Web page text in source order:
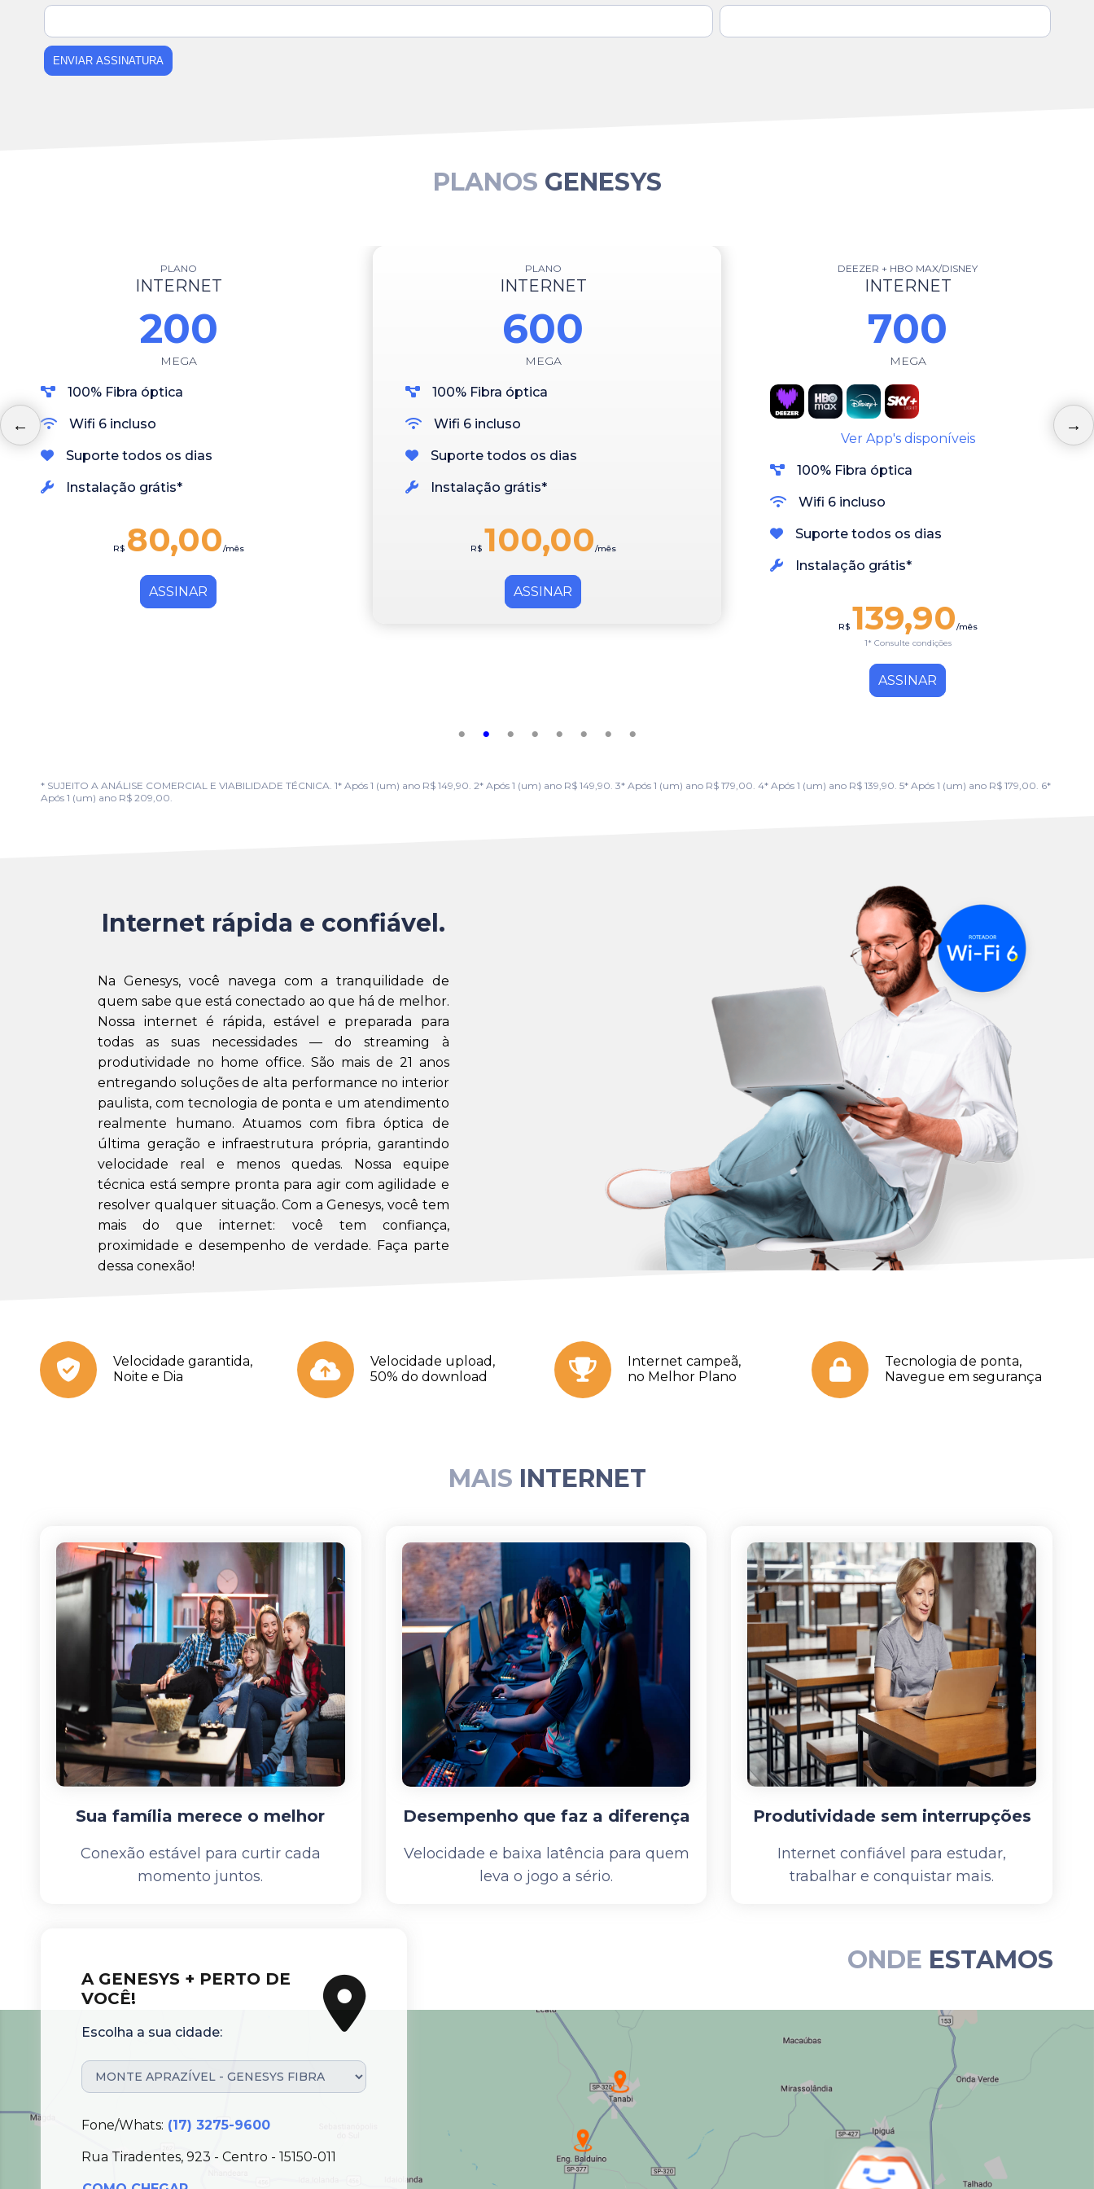
ENVIAR ASSINATURA
PLANOS GENESYS
PLANO
INTERNET
600
MEGA
100% Fibra óptica
Wifi 6 incluso
Suporte todos os dias
Instalação grátis*
R$100,00/mês
ASSINAR
DEEZER + HBO MAX/DISNEY
INTERNET
700
MEGA
Suporte todos os dias
139,90
GLOBOPLAY
INTERNET
700
MEGA
100% Fibra óptica
Wifi 6 incluso
Suporte todos os dias
Instalação grátis*
2* Consulte condições
* SUJEITO A ANÁLISE COMERCIAL E VIABILIDADE TÉCNICA. 1* Após 1 (um) ano R$ 149,90. 2* Após 1 (um) ano R$ 149,90. 3* Após 1 (um) ano R$ 179,00. 4* Após 1 (um) ano R$ 139,90. 5* Após 1 (um) ano R$ 179,00. 6*
Após 1 (um) ano R$ 209,00.
Internet rápida e confiável.
Na Genesys, você navega com a tranquilidade de
quem sabe que está conectado ao que há de melhor.
Nossa internet é rápida, estável e preparada para
todas as suas necessidades — do streaming à
produtividade no home office. São mais de 21 anos
entregando soluções de alta performance no interior
paulista, com tecnologia de ponta e um atendimento
realmente humano. Atuamos com fibra óptica de
última geração e infraestrutura própria, garantindo
velocidade real e menos quedas. Nossa equipe
técnica está sempre pronta para agir com agilidade e
resolver qualquer situação. Com a Genesys, você tem
mais do que internet: você tem confiança,
proximidade e desempenho de verdade. Faça parte
dessa conexão!
Velocidade garantida,
Noite e Dia
Velocidade upload,
50% do download
Internet campeã,
no Melhor Plano
Tecnologia de ponta,
Navegue em segurança
MAIS INTERNET
Sua família merece o melhor
Conexão estável para curtir cada
momento juntos.
Desempenho que faz a diferença
Velocidade e baixa latência para quem
leva o jogo a sério.
Produtividade sem interrupções
Internet confiável para estudar,
trabalhar e conquistar mais.
ONDE ESTAMOS
A GENESYS + PERTO DE
VOCÊ!
Escolha a sua cidade:
Fone/Whats: (17) 3275-9600
Rua Tiradentes, 923 - Centro - 15150-011